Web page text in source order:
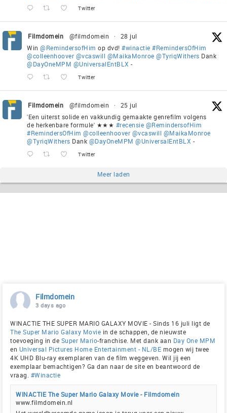
Twitter
Filmdomein @filmdomein ·
28 jul
Win @RemindersofHim op dvd! #winactie #RemindersOfHim
@colleenhoover @vcaswill @MaikaMonroe @TyriqWithers Dank
@DayOneMPM @UniversalEntBLX -
Twitter
Filmdomein @filmdomein ·
25 jul
'Een uiterst solide en vakkundig gemaakte genrefilm volgens
de herkenbare formule' ★★★ #recensie @RemindersofHim
#RemindersOfHim @colleenhoover @vcaswill @MaikaMonroe
@TyriqWithers Dank @DayOneMPM @UniversalEntBLX -
Twitter
Meer laden
Filmdomein
3 days ago
WINACTIE THE SUPER MARIO GALAXY MOVIE - Sinds 16 juli ligt de
The Super Mario Galaxy Movie in de schappen, de nieuwste
toevoeging in de Super Mario-franchise. Met dank aan Day One MPM
en Universal Pictures Home Entertainment - NL/BE mogen wij twee
4K UHD Blu-ray exemplaren van de film weggeven. Wil jij een
exemplaar bemachtigen? Ga dan naar de site en beantwoord de
vraag. #Winactie
WINACTIE The Super Mario Galaxy Movie - Filmdomein
www.filmdomein.nl